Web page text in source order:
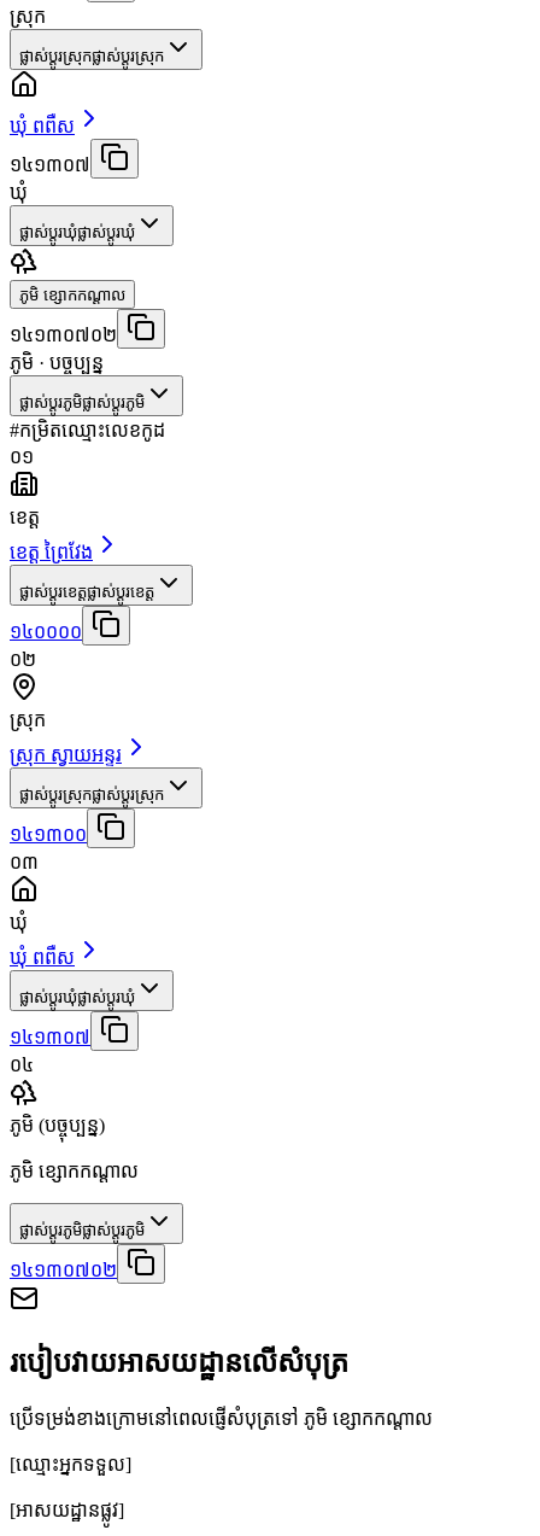
ស្រុក
ផ្លាស់ប្តូរស្រុកផ្លាស់ប្តូរស្រុក
ឃុំ ពពឺស
១៤១៣០៧
ឃុំ
ផ្លាស់ប្តូរឃុំផ្លាស់ប្តូរឃុំ
ភូមិ ខ្សោកកណ្ដាល
១៤១៣០៧០២
ភូមិ · បច្ចុប្បន្ន
ផ្លាស់ប្តូរភូមិផ្លាស់ប្តូរភូមិ
#កម្រិតឈ្មោះលេខកូដ
០១
ខេត្ត
ខេត្ត ព្រៃវែង
ផ្លាស់ប្តូរខេត្តផ្លាស់ប្តូរខេត្ត
១៤០០០០
០២
ស្រុក
ស្រុក ស្វាយអន្ទរ
ផ្លាស់ប្តូរស្រុកផ្លាស់ប្តូរស្រុក
១៤១៣០០
០៣
ឃុំ
ឃុំ ពពឺស
ផ្លាស់ប្តូរឃុំផ្លាស់ប្តូរឃុំ
១៤១៣០៧
០៤
ភូមិ (បច្ចុប្បន្ន)
ភូមិ ខ្សោកកណ្ដាល
ផ្លាស់ប្តូរភូមិផ្លាស់ប្តូរភូមិ
១៤១៣០៧០២
របៀបវាយអាសយដ្ឋានលើសំបុត្រ
ប្រើទម្រង់ខាងក្រោមនៅពេលផ្ញើសំបុត្រទៅ ភូមិ ខ្សោកកណ្ដាល
[ឈ្មោះអ្នកទទួល]
[អាសយដ្ឋានផ្លូវ]